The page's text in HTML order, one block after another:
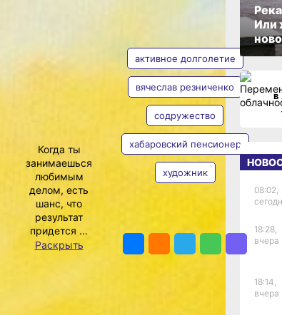
Когда ты
занимаешься
любимым
делом, есть
шанс, что
результат
придется ...
Раскрыть
активное долголетие
вячеслав резниченко
содружество
хабаровский пенсионер
художник
Или
в
08:02,
18:28,
вчера
18:14,
вчера